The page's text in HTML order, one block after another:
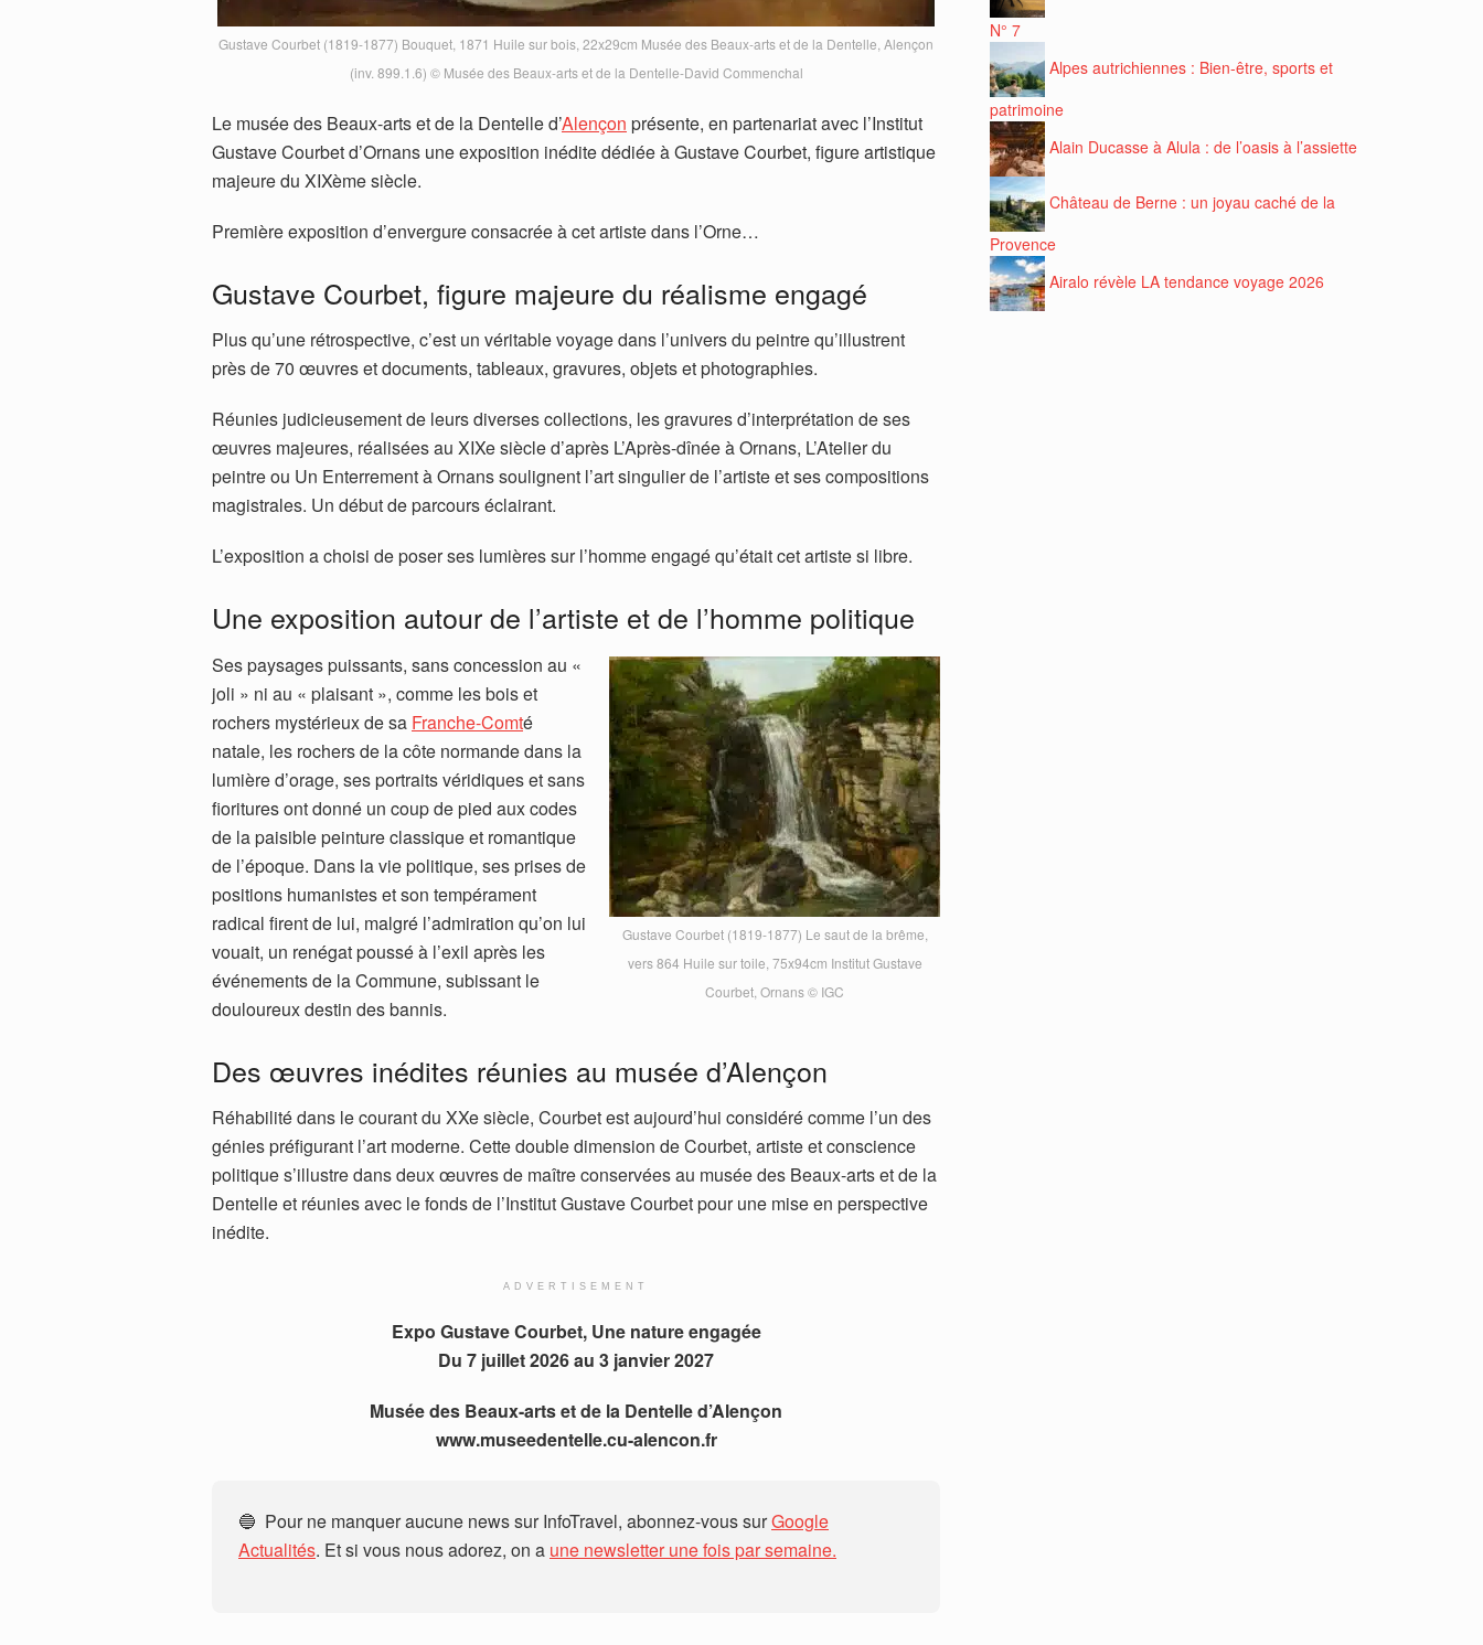
Gustave Courbet (1819-1877) Bouquet, 1871 Huile sur bois, 22x29cm Musée des Beaux-arts et de la Dentelle, Alençon
(inv. 899.1.6) © Musée des Beaux-arts et de la Dentelle-David Commenchal
Le musée des Beaux-arts et de la Dentelle d’Alençon présente, en partenariat avec l’Institut
Gustave Courbet d’Ornans une exposition inédite dédiée à Gustave Courbet, figure artistique
majeure du XIXème siècle.
Première exposition d’envergure consacrée à cet artiste dans l’Orne…
Gustave Courbet, figure majeure du réalisme engagé
Plus qu’une rétrospective, c’est un véritable voyage dans l’univers du peintre qu’illustrent
près de 70 œuvres et documents, tableaux, gravures, objets et photographies.
Réunies judicieusement de leurs diverses collections, les gravures d’interprétation de ses
œuvres majeures, réalisées au XIXe siècle d’après L’Après-dînée à Ornans, L’Atelier du
peintre ou Un Enterrement à Ornans soulignent l’art singulier de l’artiste et ses compositions
magistrales. Un début de parcours éclairant.
L’exposition a choisi de poser ses lumières sur l’homme engagé qu’était cet artiste si libre.
Une exposition autour de l’artiste et de l’homme politique
Gustave Courbet (1819-1877) Le saut de la brême,
vers 864 Huile sur toile, 75x94cm Institut Gustave
Courbet, Ornans © IGC
Ses paysages puissants, sans concession au «
joli » ni au « plaisant », comme les bois et
rochers mystérieux de sa Franche-Comté
natale, les rochers de la côte normande dans la
lumière d’orage, ses portraits véridiques et sans
fioritures ont donné un coup de pied aux codes
de la paisible peinture classique et romantique
de l’époque. Dans la vie politique, ses prises de
positions humanistes et son tempérament
radical firent de lui, malgré l’admiration qu’on lui
vouait, un renégat poussé à l’exil après les
événements de la Commune, subissant le
douloureux destin des bannis.
Des œuvres inédites réunies au musée d’Alençon
Réhabilité dans le courant du XXe siècle, Courbet est aujourd’hui considéré comme l’un des
génies préfigurant l’art moderne. Cette double dimension de Courbet, artiste et conscience
politique s’illustre dans deux œuvres de maître conservées au musée des Beaux-arts et de la
Dentelle et réunies avec le fonds de l’Institut Gustave Courbet pour une mise en perspective
inédite.
ADVERTISEMENT
Expo Gustave Courbet, Une nature engagée
Du 7 juillet 2026 au 3 janvier 2027
Musée des Beaux-arts et de la Dentelle d’Alençon
www.museedentelle.cu-alencon.fr
🔵 Pour ne manquer aucune news sur InfoTravel, abonnez-vous surGoogle
Actualités. Et si vous nous adorez, on a une newsletter une fois par semaine.
N° 7
Alpes autrichiennes : Bien-être, sports et
patrimoine
Alain Ducasse à Alula : de l’oasis à l’assiette
Château de Berne : un joyau caché de la
Provence
Airalo révèle LA tendance voyage 2026